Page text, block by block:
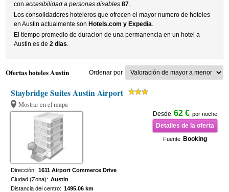
conaccesibilidad a personas disables 87.
Los consolidadores hoteleros que ofrecen el mayor numero de hoteles
en Austin actualmente son Hotels.com y Expedia.
El tiempo promedio de duracion de una permanencia en un hotel a
Austin es de2 dias.
Ofertas hoteles Austin Ordenar por
Staybridge Suites Austin Airport
Mostrar en el mapa
Desde 62 € por noche
Detalles de la oferta
Fuente Booking
Dirección: 1611 Airport Commerce Drive
Ciudad (Zona): Austin
Distancia del centro: 1495.06 km